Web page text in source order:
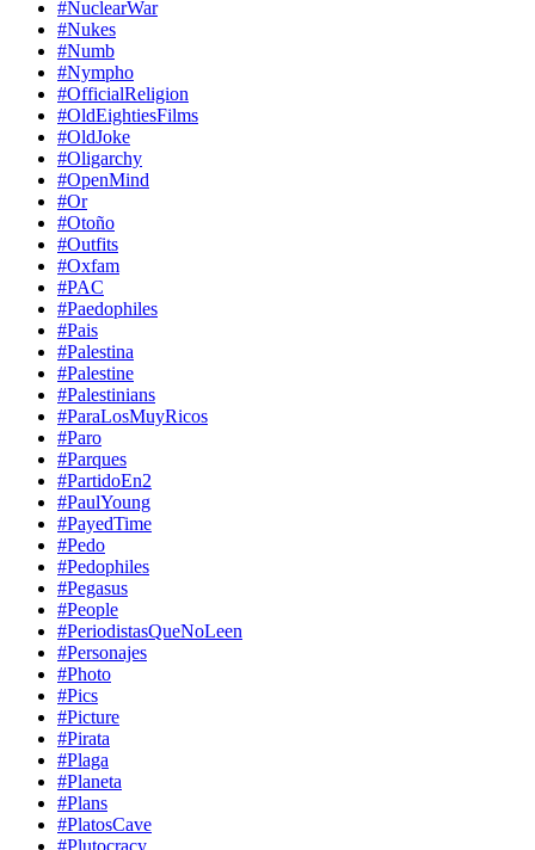
#NuclearWar
#Nukes
#Numb
#Nympho
#OfficialReligion
#OldEightiesFilms
#OldJoke
#Oligarchy
#OpenMind
#Or
#Otoño
#Outfits
#Oxfam
#PAC
#Paedophiles
#Pais
#Palestina
#Palestine
#Palestinians
#ParaLosMuyRicos
#Paro
#Parques
#PartidoEn2
#PaulYoung
#PayedTime
#Pedo
#Pedophiles
#Pegasus
#People
#PeriodistasQueNoLeen
#Personajes
#Photo
#Pics
#Picture
#Pirata
#Plaga
#Planeta
#Plans
#PlatosCave